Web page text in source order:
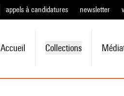
appels à candidatures newsletter
Accueil Collections